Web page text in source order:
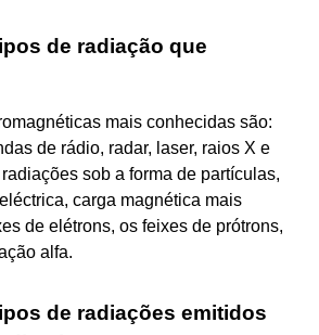
de radiação que
mais conhecidas são:
de rádio, radar, laser, raios X e
sob a forma de partículas,
carga magnética mais
de elétrons, os feixes de prótrons,
alfa.
de radiações emitidos